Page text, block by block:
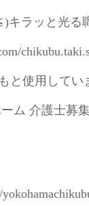
ラッと光る
と使用して
ム 介護士募